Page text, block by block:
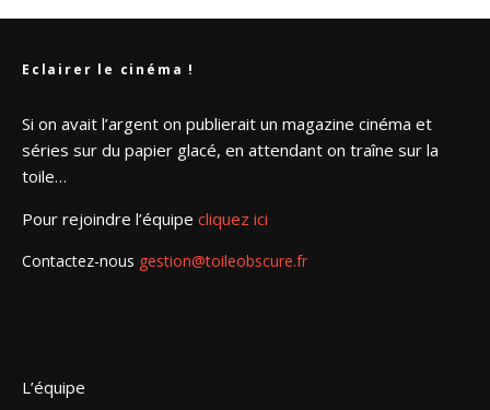
Eclairer le cinéma !
Si on avait l’argent on publierait un magazine cinéma et
séries sur du papier glacé, en attendant on traîne sur la
toile…
Pour rejoindre l’équipe cliquez ici
Contactez-nous gestion@toileobscure.fr
L’équipe